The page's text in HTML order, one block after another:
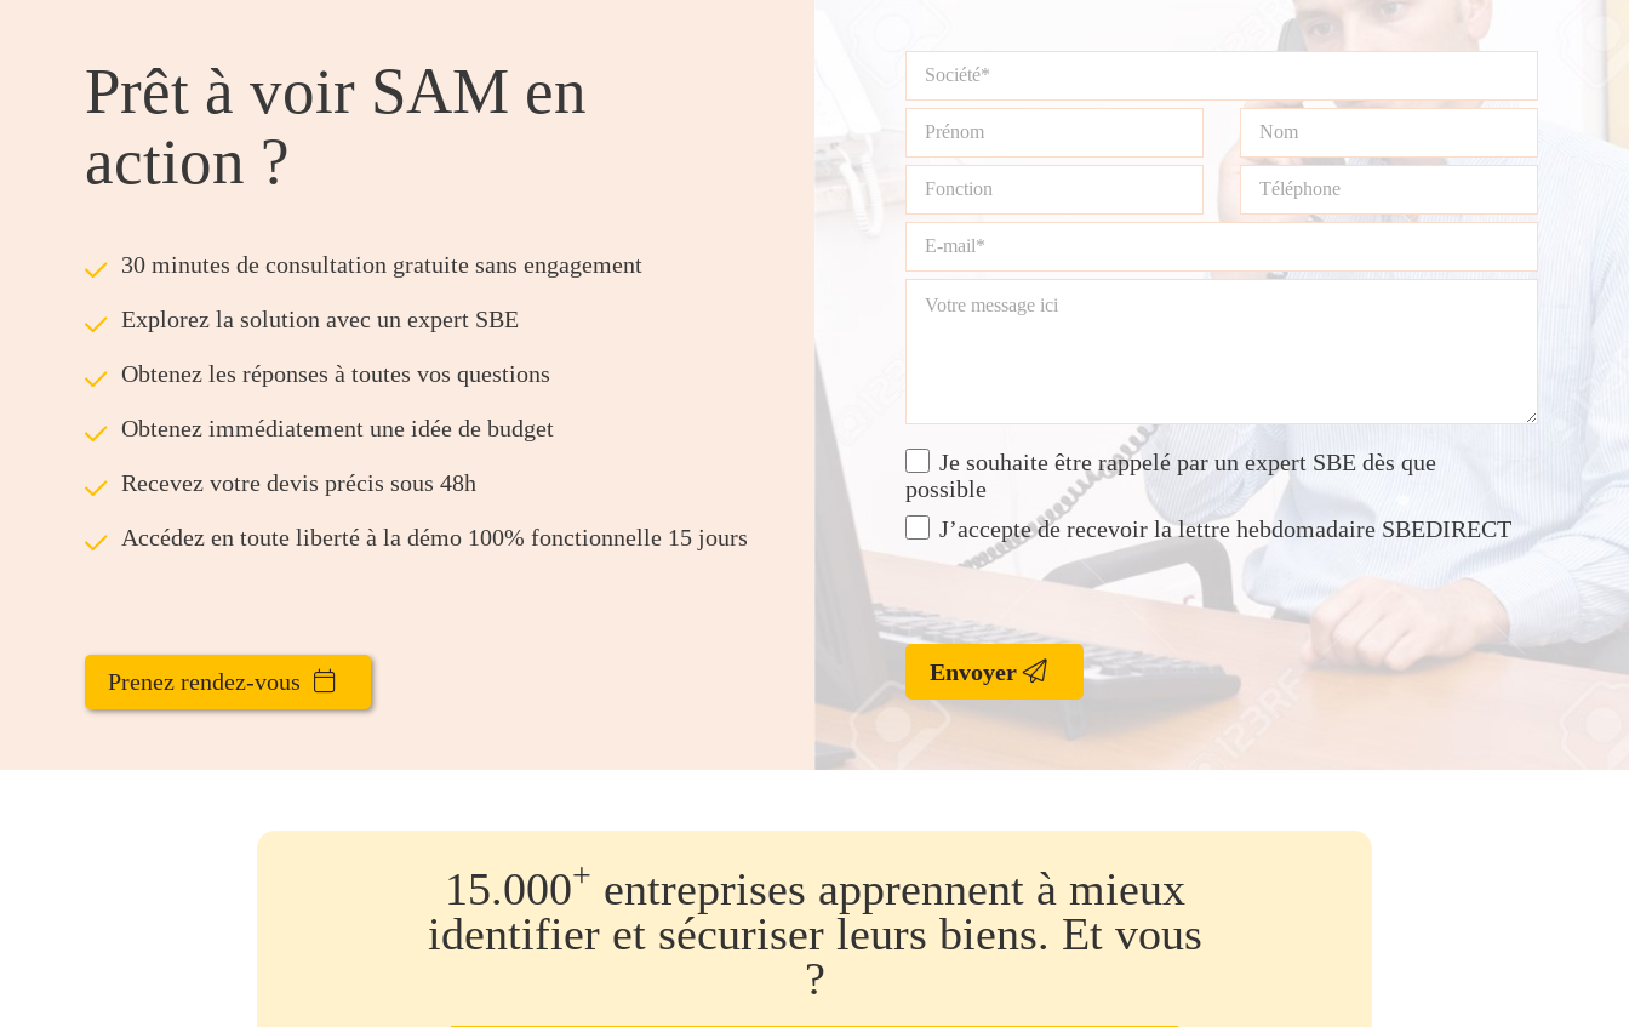
Prêt à voir SAM en
action ?
ü
30 minutes de consultation gratuite sans engagement
ü
Explorez la solution avec un expert SBE
ü
Obtenez les réponses à toutes vos questions
ü
Obtenez immédiatement une idée de budget
ü
Recevez votre devis précis sous 48h
ü
Accédez en toute liberté à la démo 100% fonctionnelle 15 jours
Prenez rendez-vous
Je souhaite être rappelé par un expert SBE dès que
possible
J’accepte de recevoir la lettre hebdomadaire SBEDIRECT
Envoyer
15.000+ entreprises apprennent à mieux
identifier et sécuriser leurs biens. Et vous
?